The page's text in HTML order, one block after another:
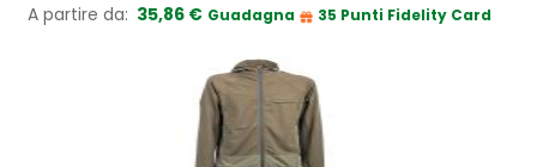
A partire da 35,86 € Guadagna 35 Punti Fidelity Card